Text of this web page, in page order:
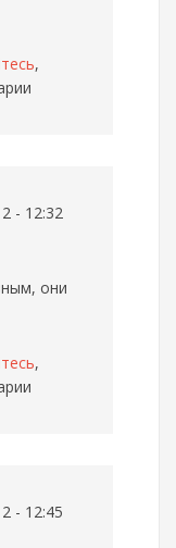
,
- 12:32
они
,
- 12:45